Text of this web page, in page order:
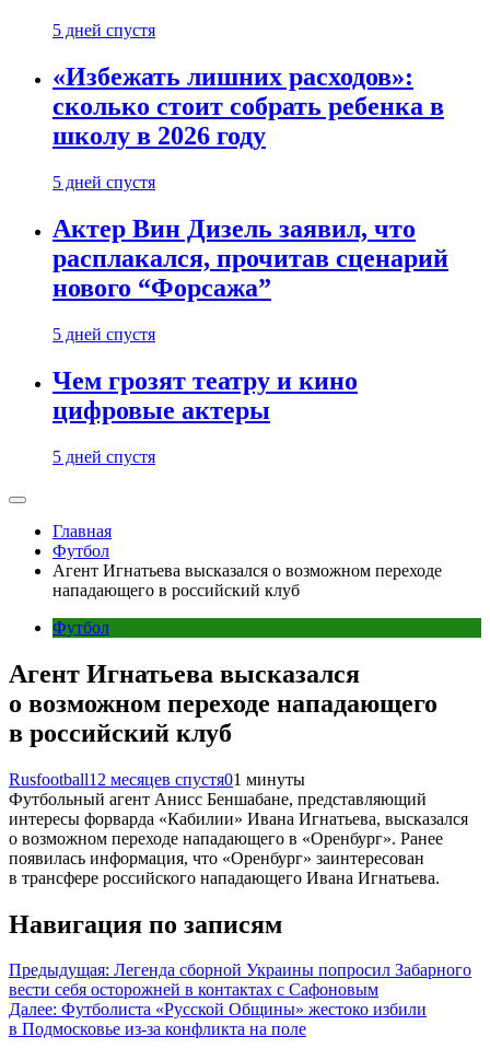
5 дней спустя
«Избежать лишних расходов»:
сколько стоит собрать ребенка в
школу в 2026 году
5 дней спустя
Актер Вин Дизель заявил, что
расплакался, прочитав сценарий
нового “Форсажа”
5 дней спустя
Чем грозят театру и кино
цифровые актеры
5 дней спустя
Главная
Футбол
Агент Игнатьева высказался о возможном переходе
нападающего в российский клуб
Футбол
Агент Игнатьева высказался
о возможном переходе нападающего
в российский клуб
Rusfootball12 месяцев спустя01 минуты
Футбольный агент Анисс Беншабане, представляющий
интересы форварда «Кабилии» Ивана Игнатьева, высказался
о возможном переходе нападающего в «Оренбург». Ранее
появилась информация, что «Оренбург» заинтересован
в трансфере российского нападающего Ивана Игнатьева.
Навигация по записям
Предыдущая: Легенда сборной Украины попросил Забарного
вести себя осторожней в контактах с Сафоновым
Далее: Футболиста «Русской Общины» жестоко избили
в Подмосковье из-за конфликта на поле